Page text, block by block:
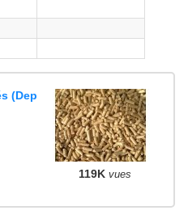
(Dep
119K vues